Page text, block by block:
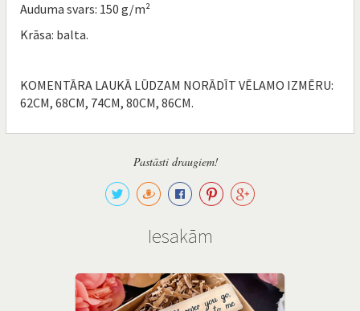
Auduma svars: 150 g/m²
Krāsa: balta.
KOMENTĀRA LAUKĀ LŪDZAM NORĀDĪT VĒLAMO IZMĒRU:
62CM, 68CM, 74CM, 80CM, 86CM.
Pastāsti draugiem!
Iesakām